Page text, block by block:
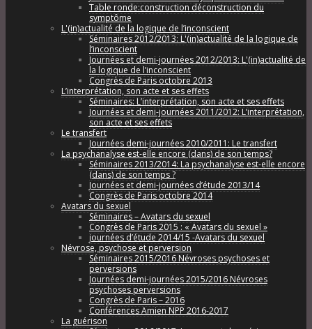
Table ronde:construction déconstruction du
symptôme
L'(in)actualité de la logique de l’inconscient
Séminaires 2012/2013: L'(in)actualité de la logique de
l’inconscient
Journées et demi-journées 2012/2013: L'(in)actualité de
la logique de l’inconscient
Congrès de Paris octobre 2013
L’interprétation, son acte et ses effets
Séminaires: L’interprétation, son acte et ses effets
Journées et demi-journées 2011/2012: L’interprétation,
son acte et ses effets
Le transfert
Journées demi-journées 2010/2011: Le transfert
La psychanalyse est-elle encore (dans) de son temps?
Séminaires 2013/2014: La psychanalyse est-elle encore
(dans) de son temps ?
Journées et demi-journées d’étude 2013/14
Congrès de Paris octobre 2014
Avatars du sexuel
Séminaires – Avatars du sexuel
Congrès de Paris 2015 : « Avatars du sexuel »
journées d’étude 2014/15 -Avatars du sexuel
Névrose, psychose et perversion
Séminaires 2015/2016 Névroses psychoses et
perversions
Journées demi-journées 2015/2016 Névroses
psychoses perversions
Congrès de Paris – 2016
Conférences Amien NPP 2016-2017
La guérison